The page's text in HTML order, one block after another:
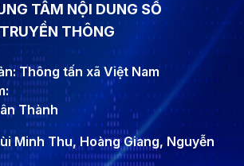
TÂM NỘI DUNG SỐ
THÔNG
Thông tấn xã Việt Nam
Thành
Minh Thu, Hoàng Giang, Nguyễn